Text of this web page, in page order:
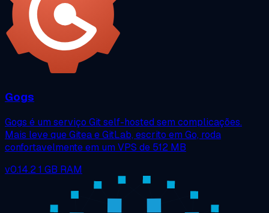
Gogs
Gogs é um serviço Git self-hosted sem complicações.
Mais leve que Gitea e GitLab, escrito em Go, roda
confortavelmente em um VPS de 512 MB
v0.14.2 1 GB RAM